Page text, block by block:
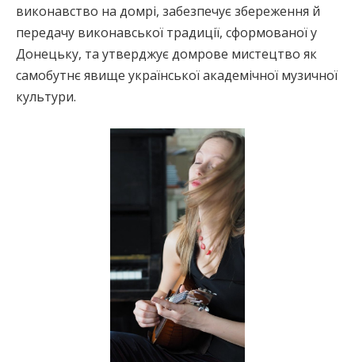
виконавство на домрі, забезпечує збереження й
передачу виконавської традиції, сформованої у
Донецьку, та утверджує домрове мистецтво як
самобутнє явище української академічної музичної
культури.